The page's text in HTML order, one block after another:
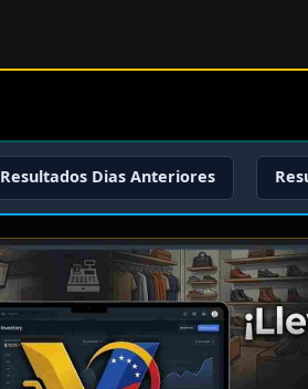
Resultados Dias Anteriores